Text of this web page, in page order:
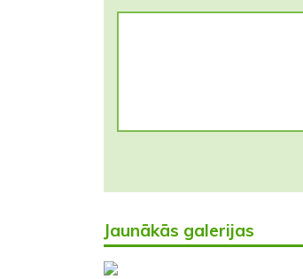
Jaunākās galerijas